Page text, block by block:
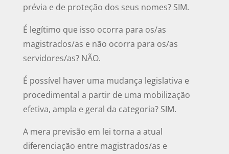
prévia e de proteção dos seus nomes? SIM.
É legítimo que isso ocorra para os/as
magistrados/as e não ocorra para os/as
servidores/as? NÃO.
É possível haver uma mudança legislativa e
procedimental a partir de uma mobilização
efetiva, ampla e geral da categoria? SIM.
A mera previsão em lei torna a atual
diferenciação entre magistrados/as e